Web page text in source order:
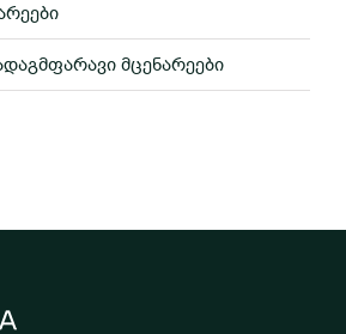
მცენარეები